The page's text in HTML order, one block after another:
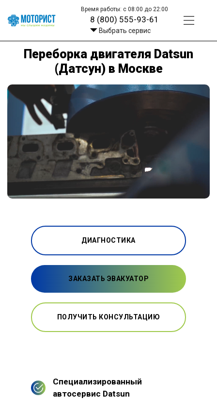
Время работы: с 08:00 до 22:00
8 (800) 555-93-61
Выбрать сервис
Переборка двигателя Datsun
(Датсун) в Москве
ДИАГНОСТИКА
ЗАКАЗАТЬ ЭВАКУАТОР
ПОЛУЧИТЬ КОНСУЛЬТАЦИЮ
Специализированный
автосервис Datsun